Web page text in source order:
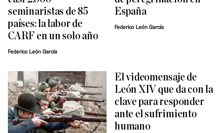
seminaristas de 85
países: la labor de
CARF en un solo año
Federico León García
España
Federico León García
El videomensaje de
León XIV que da con la
clave para responder
ante el sufrimiento
humano